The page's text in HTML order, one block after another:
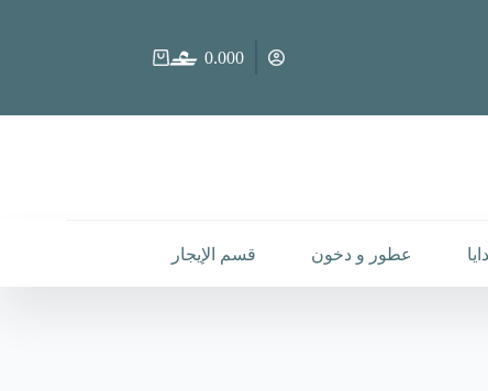
عربة
0.000
عطور و دخون قسم الإيجار